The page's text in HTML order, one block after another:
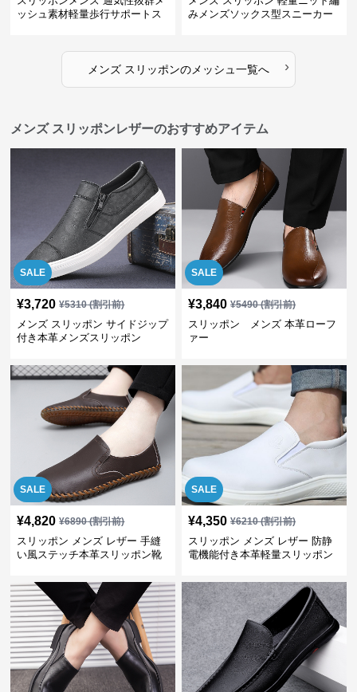
ッシュ素材軽量歩行サポートス
みメンズソックス型スニーカー
メンズ スリッポンのメッシュ 一覧へ ›
メンズ スリッポンレザーのおすすめアイテム
SALE
¥3,720 ¥5310(割引前)
メンズ スリッポン サイドジップ
付き本革メンズスリッポン
SALE
¥3,840 ¥5490(割引前)
スリッポン メンズ 本革ローフ
ァー
SALE
¥4,820 ¥6890(割引前)
スリッポン メンズ レザー 手縫
い風ステッチ本革スリッポン靴
SALE
¥4,350 ¥6210(割引前)
スリッポン メンズ レザー 防静
電機能付き本革軽量スリッポン